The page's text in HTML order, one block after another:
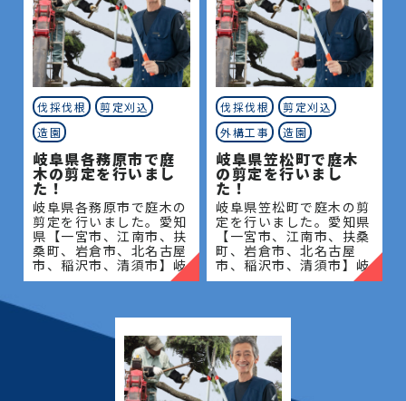
伐採伐根
剪定刈込
造園
岐阜県各務原市で庭
木の剪定を行いまし
た！
岐阜県各務原市で庭木の
剪定を行いました。愛知
県【一宮市、江南市、扶
桑町、岩倉市、北名古屋
市、稲沢市、清須市】岐
阜県【岐阜市、各務原
島市】地域密着で伐採・
抜根・剪定・草刈りなど
伐採伐根
剪定刈込
外構工事
造園
岐阜県笠松町で庭木
の剪定を行いまし
た！
岐阜県笠松町で庭木の剪
定を行いました。愛知県
【一宮市、江南市、扶桑
町、岩倉市、北名古屋
市、稲沢市、清須市】岐
阜県【岐阜市、各務原
抜根・剪定・草刈りなど
のお庭